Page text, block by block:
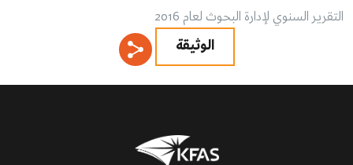
التقرير السنوي لإدارة البحوث لعام 2016
الوثيقة